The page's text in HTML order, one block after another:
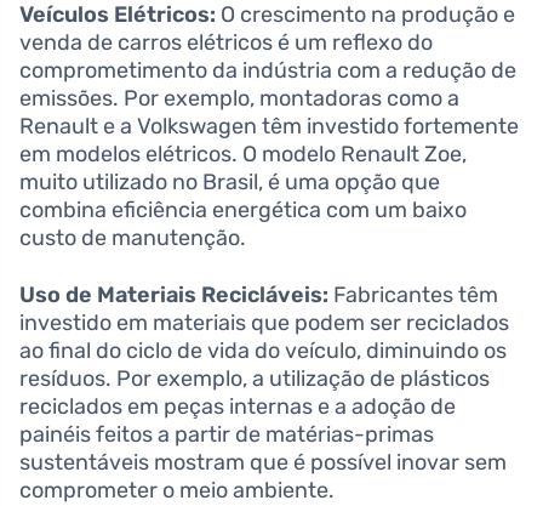
Veículos Elétricos: O crescimento na produção e
venda de carros elétricos é um reflexo do
comprometimento da indústria com a redução de
emissões. Por exemplo, montadoras como a
Renault e a Volkswagen têm investido fortemente
em modelos elétricos. O modelo Renault Zoe,
muito utilizado no Brasil, é uma opção que
combina eficiência energética com um baixo
custo de manutenção.
Uso de Materiais Recicláveis: Fabricantes têm
investido em materiais que podem ser reciclados
ao final do ciclo de vida do veículo, diminuindo os
resíduos. Por exemplo, a utilização de plásticos
reciclados em peças internas e a adoção de
painéis feitos a partir de matérias-primas
sustentáveis mostram que é possível inovar sem
comprometer o meio ambiente.